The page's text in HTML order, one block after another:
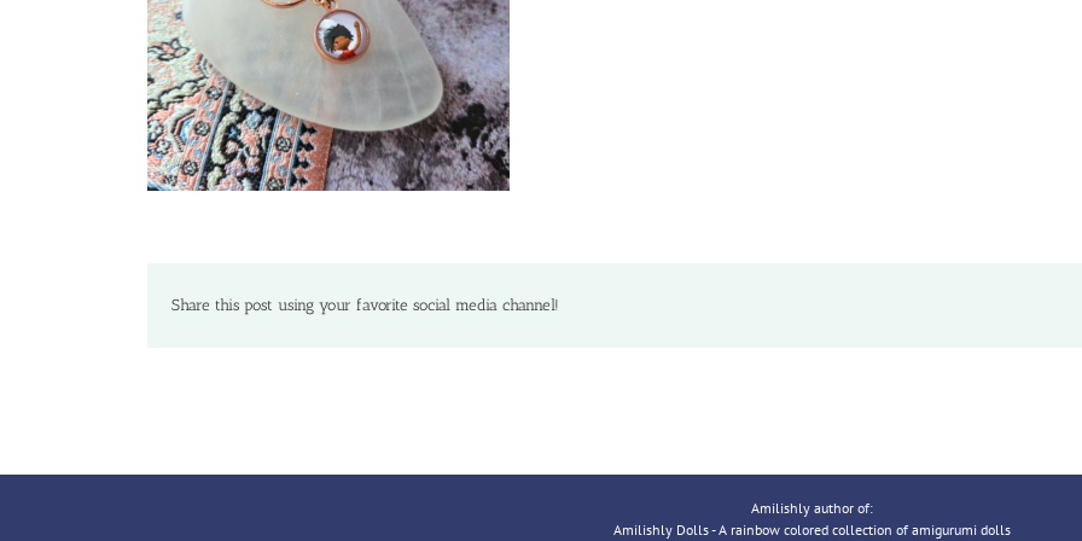
Share this post using your favorite social media channel!
Amilishly author of:
Amilishly Dolls - A rainbow colored collection of amigurumi dolls